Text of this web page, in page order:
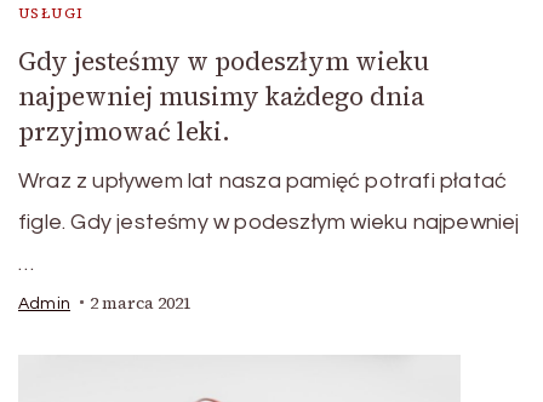
USŁUGI
Gdy jesteśmy w podeszłym wieku
najpewniej musimy każdego dnia
przyjmować leki.
Wraz z upływem lat nasza pamięć potrafi płatać
figle. Gdy jesteśmy w podeszłym wieku najpewniej
…
Admin 2 marca 2021